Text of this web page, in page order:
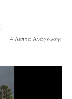
4 Λεπτά Ανάγνωσης